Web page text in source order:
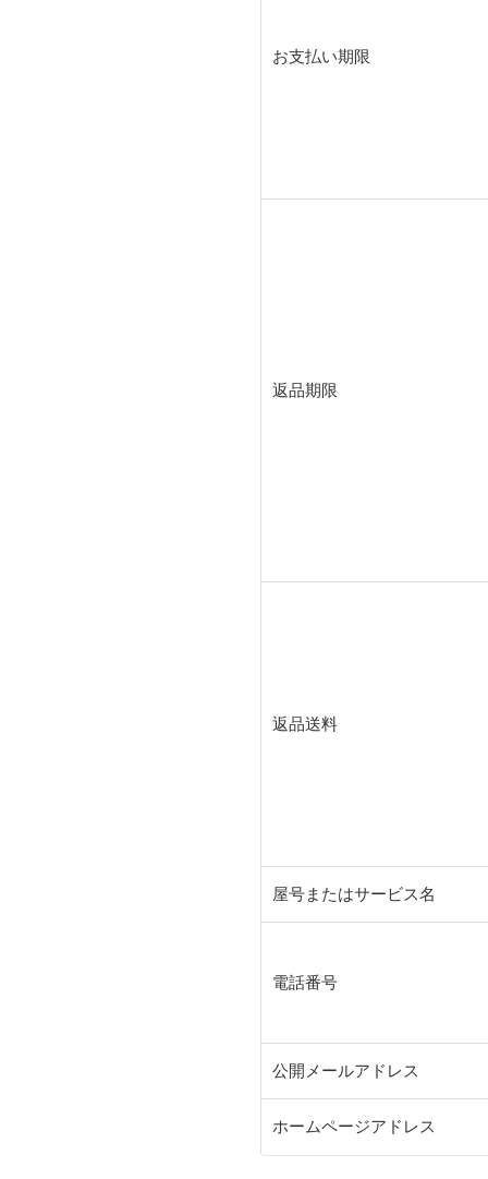
お支払い期限
返品期限
返品送料
屋号またはサービス名
電話番号
公開メールアドレス
ホームページアドレス